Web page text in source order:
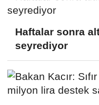
Haftalar sonra
seyrediyor